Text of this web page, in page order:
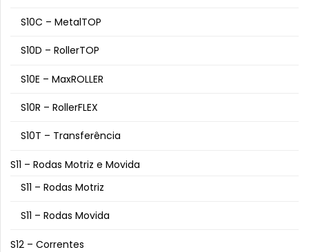
S10C – MetalTOP
S10D – RollerTOP
S10E – MaxROLLER
S10R – RollerFLEX
S10T – Transferência
S11 – Rodas Motriz e Movida
S11 – Rodas Motriz
S11 – Rodas Movida
S12 – Correntes